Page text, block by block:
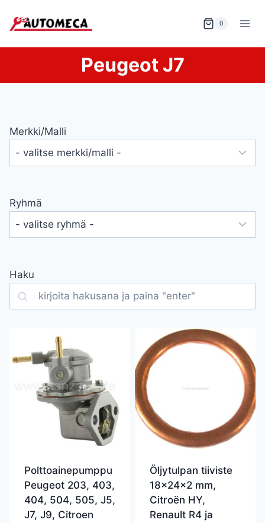
sisältöön
0
Peugeot J7
Merkki/malli
Ryhmä
Haku
Search
Polttoainepumppu
Peugeot 203, 403,
404, 504, 505, J5,
J7, J9, Citroen
Öljytulpan tiiviste
18x24x2 mm,
Citroën HY,
Renault R4 ja